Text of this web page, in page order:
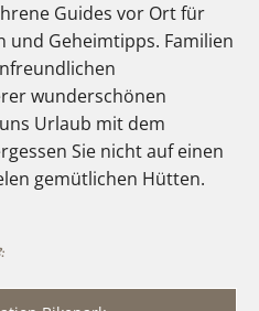
Guides vor Ort für
und Geheimtipps. Familien
wunderschönen
Urlaub mit dem
Sie nicht auf einen
gemütlichen Hütten.